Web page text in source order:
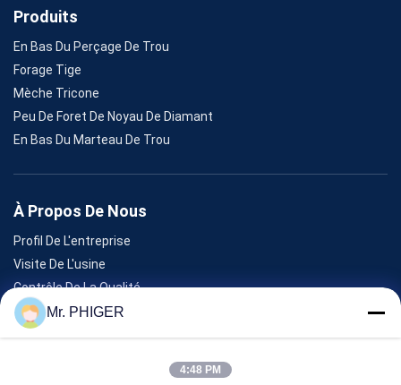
Produits
En Bas Du Perçage De Trou
Forage Tige
Mèche Tricone
Peu De Foret De Noyau De Diamant
En Bas Du Marteau De Trou
À Propos De Nous
Profil De L'entreprise
Visite De L'usine
Contrôle De La Qualité
Plan Du SiteMr. PHIGER
4:48 PM